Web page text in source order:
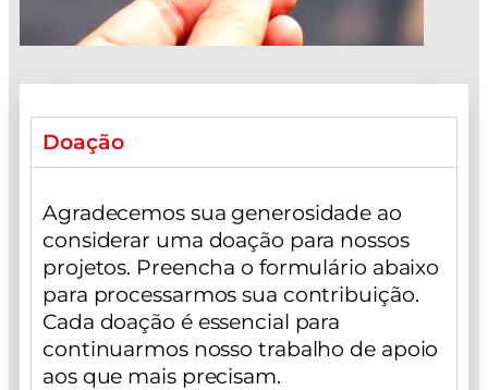
Doação
Agradecemos sua generosidade ao
considerar uma doação para nossos
projetos. Preencha o formulário abaixo
para processarmos sua contribuição.
Cada doação é essencial para
continuarmos nosso trabalho de apoio
aos que mais precisam.